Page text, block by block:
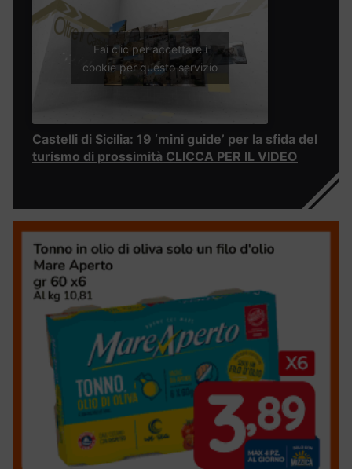
Fai clic per accettare i
cookie per questo servizio
Castelli di Sicilia: 19 ‘mini guide’ per la sfida del
turismo di prossimità CLICCA PER IL VIDEO